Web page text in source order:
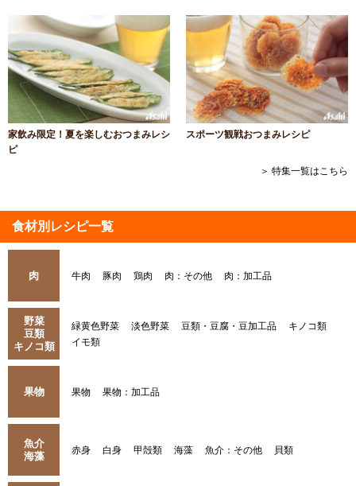
家飲み限定！夏を楽しむおつまみレシ
ピ
スポーツ観戦おつまみレシピ
＞ 特集一覧はこちら
食材別レシピ一覧
肉 牛肉 豚肉 鶏肉 肉：その他 肉：加工品
野菜
豆類
キノコ類
緑黄色野菜 淡色野菜 豆類・豆腐・豆加工品
キノコ類
イモ類
果物 果物 果物：加工品
魚介
海藻
赤身 白身 甲殻類 海藻 魚介：その他 貝類